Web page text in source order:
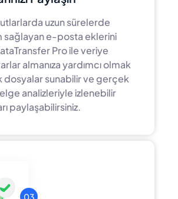
uzun sürelerde
sağlayan e-posta eklerini
Pro ile veriye
almanıza yardımcı olmak
dosyalar sunabilir ve gerçek
analizleriyle izlenebilir
paylaşabilirsiniz.
03